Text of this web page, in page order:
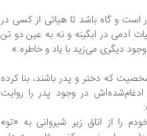
است و گاه باشد تا هیاتی از کسی در
آدمی در آبگینه و نه به عین دو تن
دیگری می‌زید با یاد و خاطره.»
که دختر و پدر باشند، بنا کرده
در وجود پدر را روایت
را از اتاق زیر شیروانی به «تو»